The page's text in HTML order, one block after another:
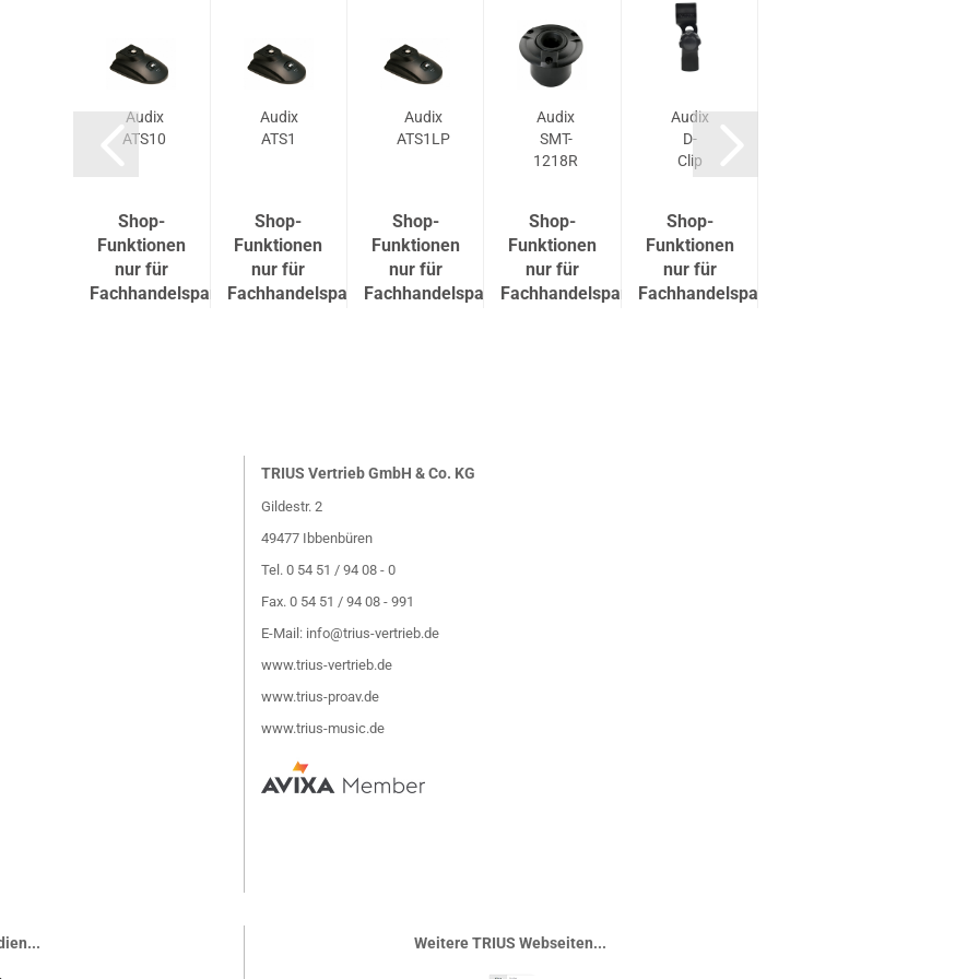
Audix
ATS10
Shop-
Funktionen
nur für
Fachhandelspartner
Audix
ATS1
Shop-
Funktionen
nur für
Fachhandelspartner
Audix
ATS1LP
Shop-
Funktionen
nur für
Fachhandelspartner
Audix
SMT-
1218R
Shop-
Funktionen
nur für
Fachhandelspartner
Audix
D-
Clip
Shop-
Funktionen
nur für
Fachhandelspartner
TRIUS Vertrieb GmbH & Co. KG
Gildestr. 2
49477 Ibbenbüren
Tel. 0 54 51 / 94 08 - 0
Fax. 0 54 51 / 94 08 - 991
E-Mail: info@trius-vertrieb.de
www.trius-vertrieb.de
www.trius-proav.de
www.trius-music.de
Weitere TRIUS Webseiten...